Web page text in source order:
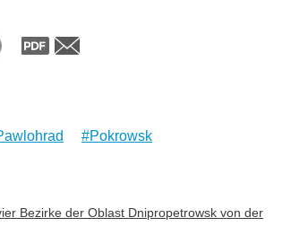
Pokrowsk
Bezirke der Oblast Dnipropetrowsk von der